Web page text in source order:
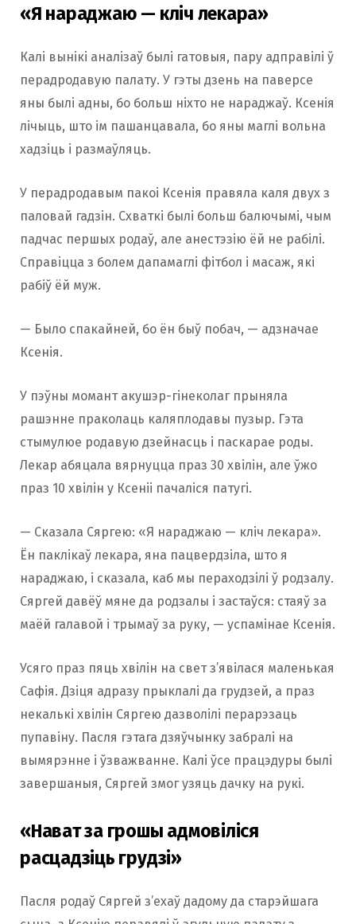
«Я нараджаю — кліч лекара»
Калі вынікі аналізаў былі гатовыя, пару адправілі ў
перадродавую палату. У гэты дзень на паверсе
яны былі адны, бо больш ніхто не нараджаў. Ксенія
лічыць, што ім пашанцавала, бо яны маглі вольна
хадзіць і размаўляць.
У перадродавым пакоі Ксенія правяла каля двух з
паловай гадзін. Схваткі былі больш балючымі, чым
падчас першых родаў, але анестэзію ёй не рабілі.
Справіцца з болем дапамаглі фітбол і масаж, які
рабіў ёй муж.
— Было спакайней, бо ён быў побач, — адзначае
Ксенія.
У пэўны момант акушэр-гінеколаг прыняла
рашэнне праколаць каляплодавы пузыр. Гэта
стымулюе родавую дзейнасць і паскарае роды.
Лекар абяцала вярнуцца праз 30 хвілін, але ўжо
праз 10 хвілін у Ксеніі пачаліся патугі.
— Сказала Сяргею: «Я нараджаю — кліч лекара».
Ён паклікаў лекара, яна пацвердзіла, што я
нараджаю, і сказала, каб мы пераходзілі ў родзалу.
Сяргей давёў мяне да родзалы і застаўся: стаяў за
маёй галавой і трымаў за руку, — успамінае Ксенія.
Усяго праз пяць хвілін на свет з’явілася маленькая
Сафія. Дзіця адразу прыклалі да грудзей, а праз
некалькі хвілін Сяргею дазволілі перарэзаць
пупавіну. Пасля гэтага дзяўчынку забралі на
вымярэнне і ўзважванне. Калі ўсе працэдуры былі
завершаныя, Сяргей змог узяць дачку на рукі.
«Нават за грошы адмовіліся
расцадзіць грудзі»
Пасля родаў Сяргей з’ехаў дадому да старэйшага